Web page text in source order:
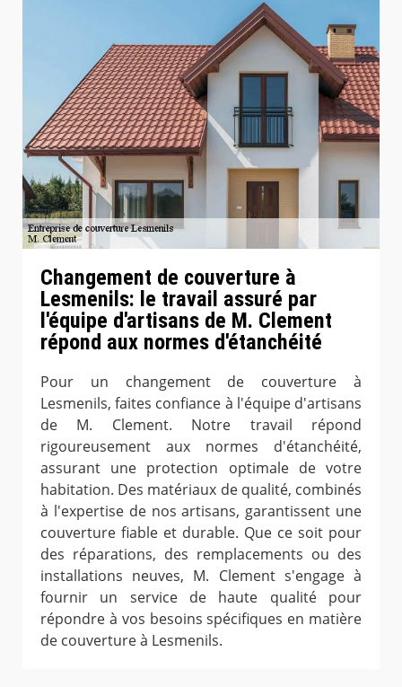
Changement de couverture à
Lesmenils: le travail assuré par
l'équipe d'artisans de M. Clement
répond aux normes d'étanchéité
Pour un changement de couverture à
Lesmenils, faites confiance à l'équipe d'artisans
de M. Clement. Notre travail répond
rigoureusement aux normes d'étanchéité,
assurant une protection optimale de votre
habitation. Des matériaux de qualité, combinés
à l'expertise de nos artisans, garantissent une
couverture fiable et durable. Que ce soit pour
des réparations, des remplacements ou des
installations neuves, M. Clement s'engage à
fournir un service de haute qualité pour
répondre à vos besoins spécifiques en matière
de couverture à Lesmenils.